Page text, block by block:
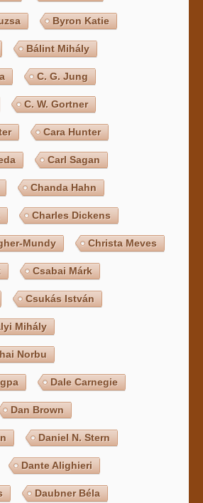
Byron Katie
Bálint Mihály
C. G. Jung
C. W. Gortner
Cara Hunter
Carl Sagan
Chanda Hahn
Charles Dickens
Mundy Christa Meves
Csabai Márk
Csukás István
Mihály
Norbu
Dale Carnegie
Dan Brown
Daniel N. Stern
Dante Alighieri
Daubner Béla